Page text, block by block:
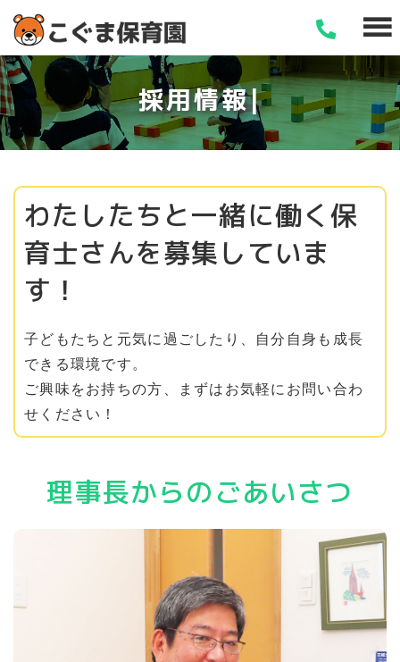
採用情報
わたしたちと一緒に働く保
育士さんを募集していま
す！
子どもたちと元気に過ごしたり、自分自身も成長
できる環境です。
ご興味をお持ちの方、まずはお気軽にお問い合わ
せください！
理事長からのごあいさつ